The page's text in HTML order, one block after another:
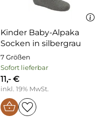
Kinder Baby-Alpaka
Socken in silbergrau
7 Größen
Sofort lieferbar
11,- €
inkl. 19% MwSt.